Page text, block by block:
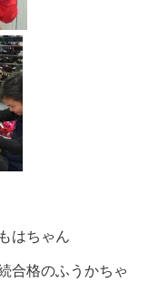
はちゃん
合格のふうかちゃ